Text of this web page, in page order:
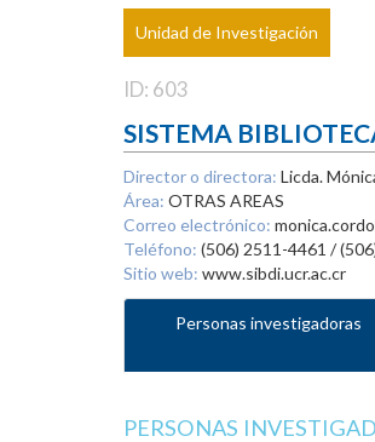
Proyecto
Unidad de Investigación
ID: 603
SISTEMA
Director o directora: Licda.
Área: OTRAS AREAS
Correo electrónico:
Teléfono: (506) 2511-4461 /
Sitio web: www.sibdi.ucr.ac.cr
Personas investigadoras
PERSONAS